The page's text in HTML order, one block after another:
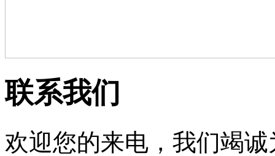
联系我们
欢迎您的来电，我们竭